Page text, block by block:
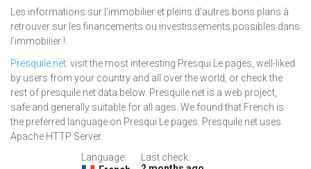
Les informations sur l'immobilier et pleins d'autres bons plans à
retrouver sur les financements ou investissements possibles dans
l'immobilier !.
Presquile.net: visit the most interesting Presqui Le pages, well-liked
by users from your country and all over the world, or check the
rest of presquile.net data below. Presquile.net is a web project,
safe and generally suitable for all ages. We found that French is
the preferred language on Presqui Le pages. Presquile.net uses
Apache HTTP Server.
Language:
Last check: